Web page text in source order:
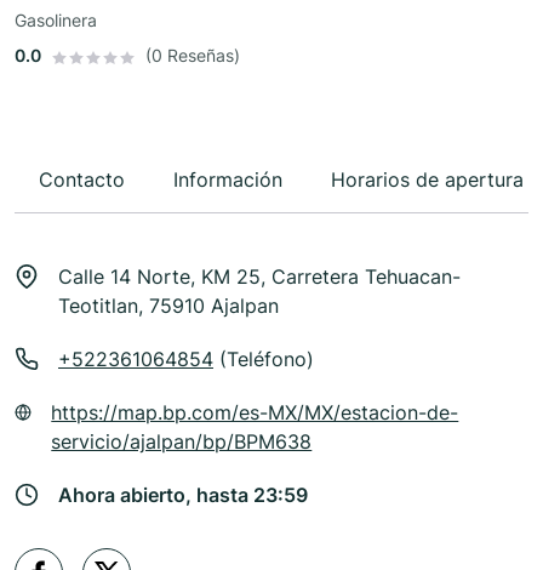
Gasolinera
0.0
(0 Reseñas)
Contacto Información Horarios de apertura
Calle 14 Norte, KM 25, Carretera Tehuacan-
Teotitlan, 75910 Ajalpan
+522361064854 (Teléfono)
https://map.bp.com/es-MX/MX/estacion-de-
servicio/ajalpan/bp/BPM638
Ahora abierto, hasta 23:59